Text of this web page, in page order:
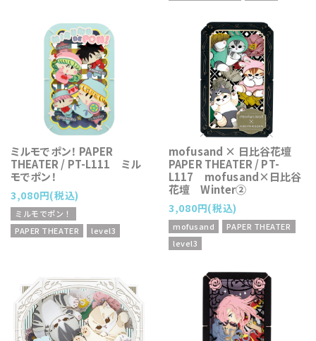
ミルモでポン！ PAPER
THEATER / PT-L111 ミル
モでポン！
3,080円(税込)
ミルモでポン！
PAPER THEATER
level3
mofusand × 日比谷花壇
PAPER THEATER / PT-
L117 mofusand×日比谷
花壇 Winter②
3,080円(税込)
mofusand
PAPER THEATER
level3